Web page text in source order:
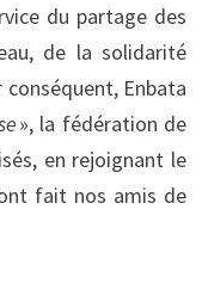
du partage des
de la solidarité
conséquent, Enbata
», la fédération de
en rejoignant le
fait nos amis de